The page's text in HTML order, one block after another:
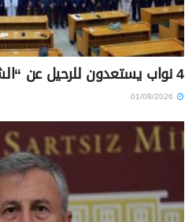
4 نواب يستعدون للرحيل عن “الشعب الجمهوري”
01/08/2026